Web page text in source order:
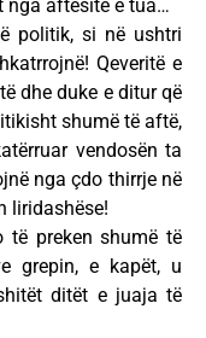
nga aftësitë e tua…
politik, si në ushtri
Qeveritë e
dhe duke e ditur që
shumë të aftë,
vendosën ta
nga çdo thirrje në
liridashëse!
preken shumë të
grepin, e kapët, u
ditët e juaja të